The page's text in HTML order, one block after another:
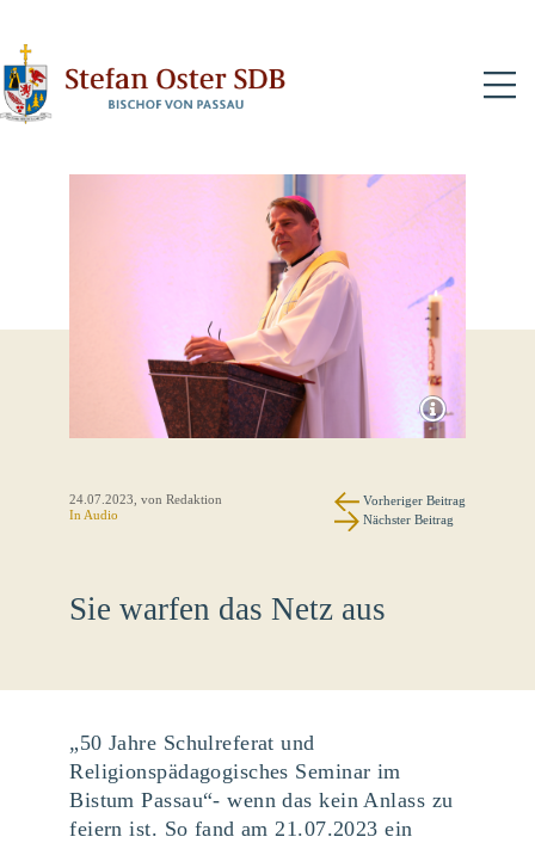
24.07.2023 , von Redaktion
In Audio
Vorheriger Beitrag
Nächster Beitrag
Sie warfen das Netz aus
„50 Jahre Schulreferat und
Religionspädagogisches Seminar im
Bistum Passau“- wenn das kein Anlass zu
feiern ist. So fand am 21.07.2023 ein